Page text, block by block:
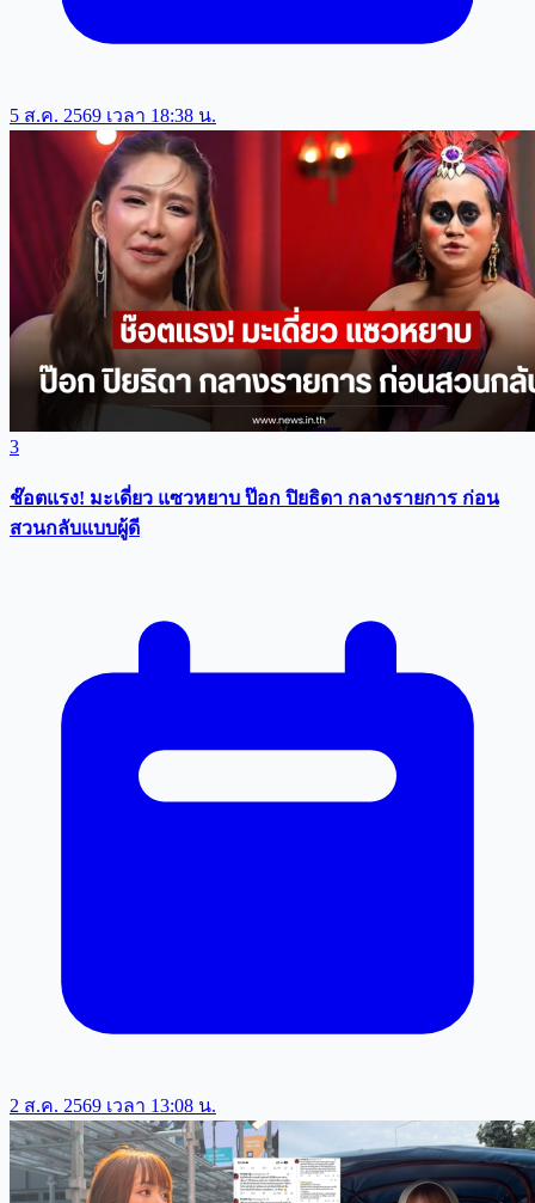
5 ส.ค. 2569 เวลา 18:38 น.
3
ช๊อตแรง! มะเดี่ยว แซวหยาบ ป๊อก ปิยธิดา กลางรายการ ก่อน
สวนกลับแบบผู้ดี
2 ส.ค. 2569 เวลา 13:08 น.